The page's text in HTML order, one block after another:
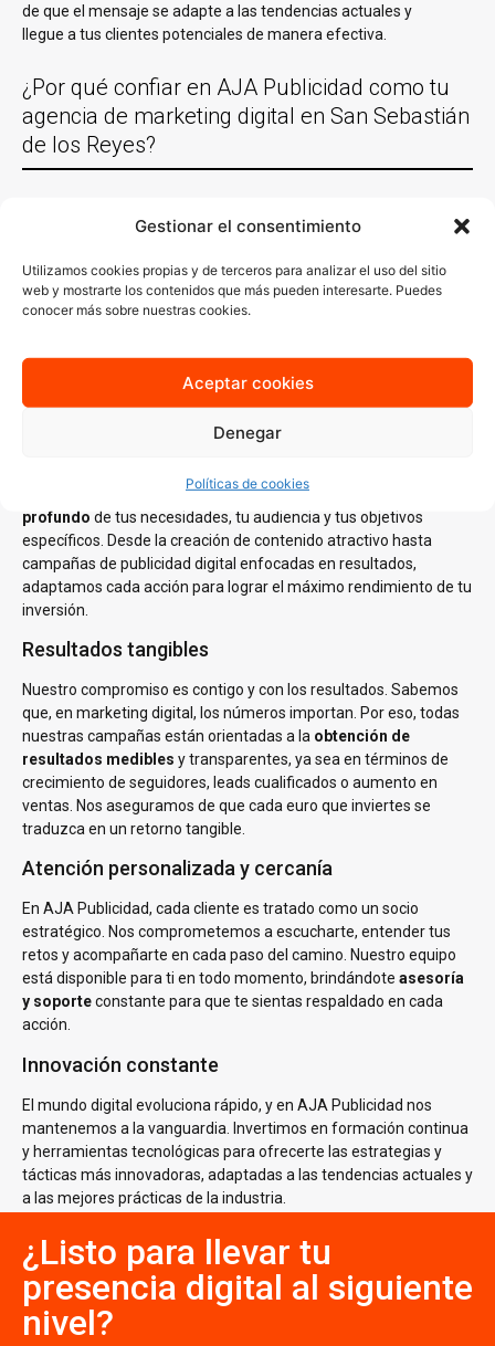
Gestionar el consentimiento
Utilizamos cookies propias y de terceros para analizar el uso del sitio
web y mostrarte los contenidos que más pueden interesarte. Puedes
conocer más sobre nuestras cookies.
Aceptar cookies
Denegar
Políticas de cookies
de que el mensaje se adapte a las tendencias actuales y
llegue a tus clientes potenciales de manera efectiva.
¿Por qué confiar en AJA Publicidad como tu
agencia de marketing digital en San Sebastián
de los Reyes?
San Sebastián de los Reyes y en casi todas las localidades
España y un equipo de especialistas en distintas áreas del
marketing digital , conocemos lo que funciona y sabemos cómo
es clave para generar estrategias que no solo lleguen a tu
audiencia ideal, sino que también resuenen con ella.
Estrategias personalizadas
Cada estrategia que diseñamos se basa en un
profundo de tus necesidades, tu audiencia y tus objetivos
específicos. Desde la creación de contenido atractivo hasta
campañas de publicidad digital enfocadas en resultados,
adaptamos cada acción para lograr el máximo rendimiento de tu
inversión.
Resultados tangibles
Nuestro compromiso es contigo y con los resultados. Sabemos
que, en marketing digital, los números importan. Por eso, todas
nuestras campañas están orientadas a la obtención de
resultados medibles y transparentes, ya sea en términos de
crecimiento de seguidores, leads cualificados o aumento en
ventas. Nos aseguramos de que cada euro que inviertes se
traduzca en un retorno tangible.
Atención personalizada y cercanía
En AJA Publicidad, cada cliente es tratado como un socio
estratégico. Nos comprometemos a escucharte, entender tus
retos y acompañarte en cada paso del camino. Nuestro equipo
está disponible para ti en todo momento, brindándote asesoría
y soporteconstante para que te sientas respaldado en cada
acción.
Innovación constante
El mundo digital evoluciona rápido, y en AJA Publicidad nos
mantenemos a la vanguardia. Invertimos en formación continua
y herramientas tecnológicas para ofrecerte las estrategias y
tácticas más innovadoras, adaptadas a las tendencias actuales y
a las mejores prácticas de la industria.
¿Listo para llevar tu
presencia digital al siguiente
nivel?